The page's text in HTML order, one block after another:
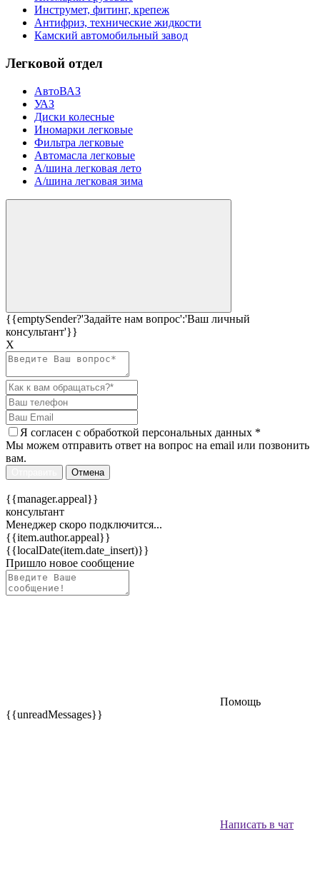
Инструмет, фитинг, крепеж
Антифриз, технические жидкости
Камский автомобильный завод
Легковой отдел
АвтоВАЗ
УАЗ
Диски колесные
Иномарки легковые
Фильтра легковые
Автомасла легковые
А/шина легковая лето
А/шина легковая зима
{{emptySender?'Задайте нам вопрос':'Ваш личный
консультант'}}
Х
Я согласен c обработкой персональных данных *
Мы можем отправить ответ на вопрос на email или позвонить
вам.
Отмена
{{manager.appeal}}
консультант
Менеджер скоро подключится...
{{item.author.appeal}}
{{localDate(item.date_insert)}}
Пришло новое сообщение
Помощь
{{unreadMessages}}
Написать в чат